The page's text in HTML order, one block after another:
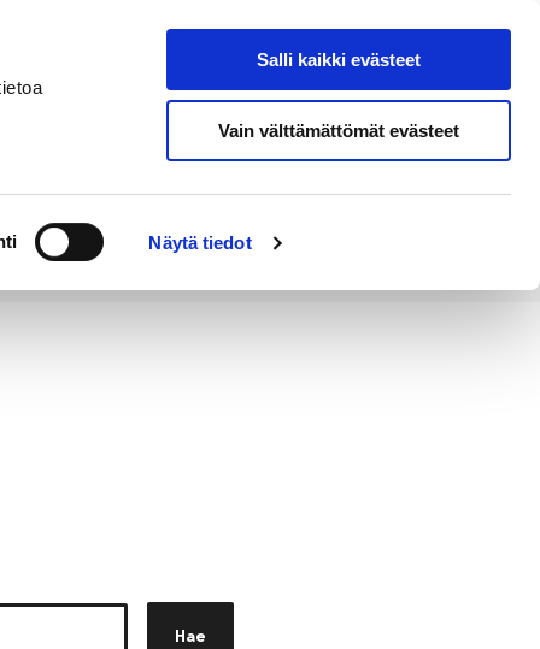
Näytä tiedot
Salli kaikki evästeet
Vain välttämättömät evästeet
Hae sivustolta
Hae